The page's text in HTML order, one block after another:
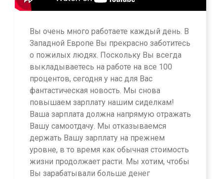
Вы очень много работаете каждый день. В
Западной Европе Вы прекрасно заботитесь
о пожилых людях. Поскольку Вы всегда
выкладываетесь на работе на все 100
процентов, сегодня у нас для Вас
фантастическая новость. Мы снова
повышаем зарплату нашим сиделкам!
Ваша зарплата должна напрямую отражать
Вашу самоотдачу. Мы отказываемся
держать Вашу зарплату на прежнем
уровне, в то время как обычная стоимость
жизни продолжает расти. Мы хотим, чтобы
Вы зарабатывали больше денег